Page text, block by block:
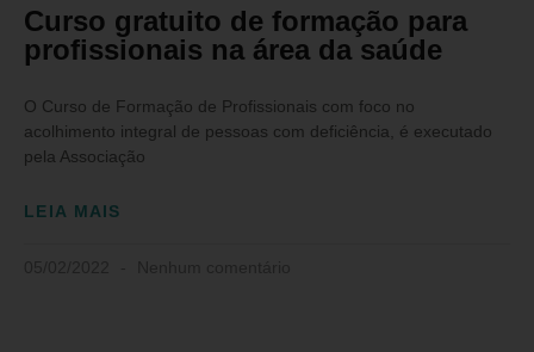
Curso gratuito de formação para
profissionais na área da saúde
O Curso de Formação de Profissionais com foco no
acolhimento integral de pessoas com deficiência, é executado
pela Associação
LEIA MAIS